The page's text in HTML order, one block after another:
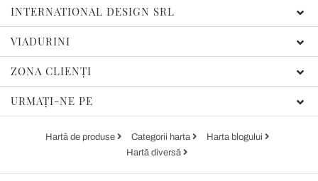
INTERNATIONAL DESIGN SRL
VIADURINI
ZONA CLIENȚI
URMAȚI-NE PE
Hartă de produse Categorii harta
Harta blogului
Hartă diversă